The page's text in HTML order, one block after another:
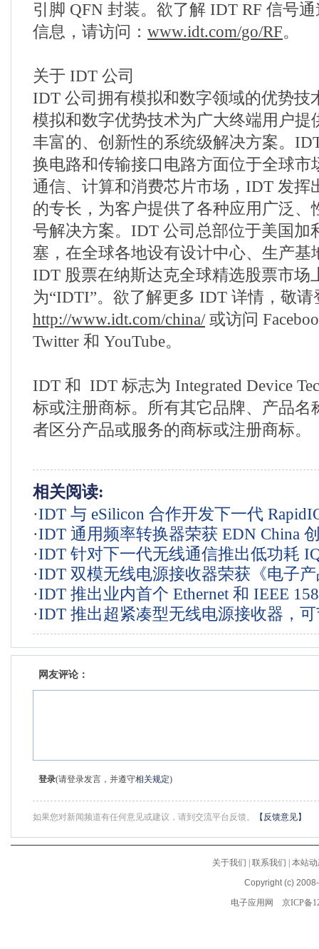
引脚 QFN 封装。欲了解 IDT RF 信号
信息，请访问： www.idt.com/go/RF。
关于 IDT 公司
IDT 公司拥有模拟和数字领域的优势技
模拟和数字优势技术为广大终端用户提
丰富的、创新性的系统级解决方案。
换电路和传输接口电路方面位于全球市
通信、计算和消费芯片市场，IDT 发挥
的专长，为客户提供了各种应用广泛、
号解决方案。IDT 公司总部位于美国加
塞，在全球各地设有设计中心、生产基
IDT 股票在纳斯达克全球精选股票市场
为“IDTI”。欲了解更多 IDT 详情，敬请
http://www.idt.com/china/或访问
Twitter 和 YouTube。
IDT 和 IDT 标志为 Integrated Device
标或注册商标。所有其它品牌、产品名
者区分产品或服务的商标或注册商标。
相关阅读:
·IDT 与 eSilicon 合作开发下一代
·IDT 通用频率转换器荣获 EDN China
·IDT 针对下一代无线通信推出低功耗
·IDT 双模无线电源接收器荣获《电子
电源管理类较佳产品奖
·IDT 推出业内首个 Ethernet 和 IEEE
件， 优化用于智能电网及工业自动化应
·IDT 推出超紧凑型无线电源接收器，可
板面积
网友评论：
登录(请登录发言，并遵守相关规定)
如果您对新闻频道有任何意见或建议，请到交流平台反馈。 【反馈意见】
关于我们 联系我们
本站
Copyright (c)
电子应用网
京ICP备